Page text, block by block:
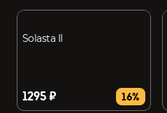
Solasta II
1295 ₽ 16%